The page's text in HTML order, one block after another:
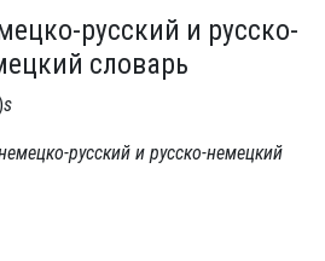
русский и русско-
словарь
s
русский и русско-немецкий